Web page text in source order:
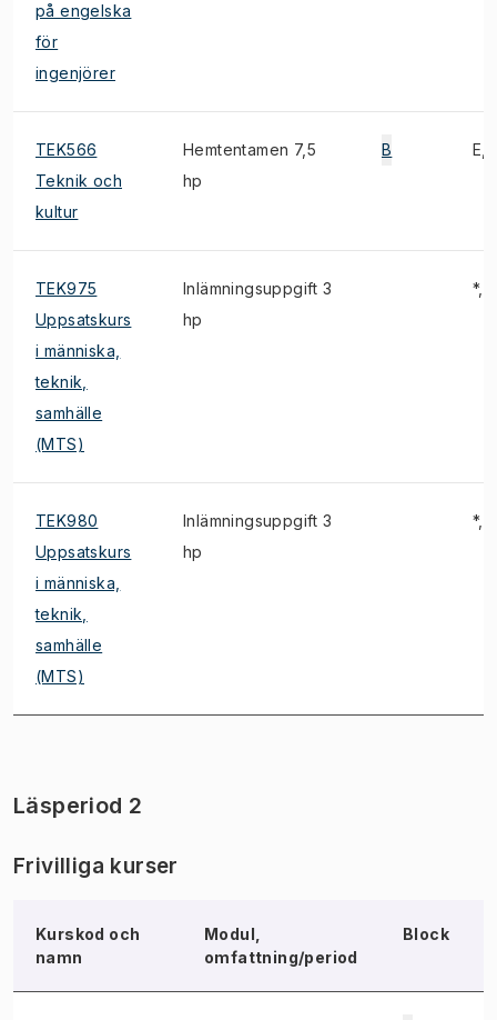
på engelska
för
ingenjörer
TEK566
Teknik och
kultur
Hemtentamen 7,5
hp
B E,
TEK975
Uppsatskurs
i människa,
teknik,
samhälle
(MTS)
Inlämningsuppgift 3
hp
*,
TEK980
Uppsatskurs
i människa,
teknik,
samhälle
(MTS)
Inlämningsuppgift 3
hp
*,
Läsperiod 2
Frivilliga kurser
Kurskod och
namn
Modul,
omfattning/period
Block